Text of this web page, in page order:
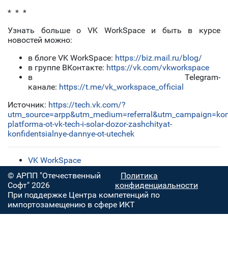
* * *
Узнать больше о VK WorkSpace и быть в курсе
новостей можно:
в блоге VK WorkSpace: https://biz.mail.ru/blog/
в группе ВКонтакте: https://vk.com/vkworkspace
в Telegram-
канале: https://t.me/vk_workspace_official
Источник: https://tech.vk.com/?
platforma-ot-vk-tech-i-solar-dozor-zashchityat-
konfidentsialnye-dannye-ot-utechek
VK WorkSpace
© АРПП "Отечественный
Софт" 2026
Политика
конфиденциальности
При поддержке Центра компетенций по
импортозамещению в сфере ИКТ